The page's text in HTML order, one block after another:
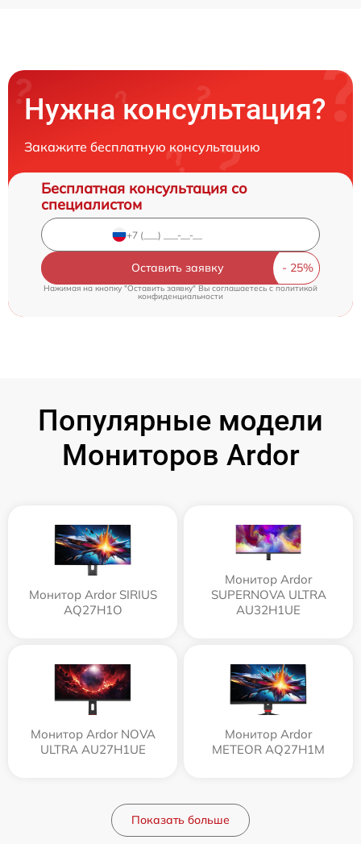
Нужна консультация?
Закажите бесплатную консультацию
Бесплатная консультация со
специалистом
Оставить заявку
Нажимая на кнопку "Оставить заявку" Вы соглашаетесь cполитикой
конфиденциальности
Популярные модели
Мониторов Ardor
Монитор Ardor SIRIUS
AQ27H1O
Монитор Ardor
SUPERNOVA ULTRA
AU32H1UE
Монитор Ardor NOVA
ULTRA AU27H1UE
Монитор Ardor
METEOR AQ27H1M
Показать больше